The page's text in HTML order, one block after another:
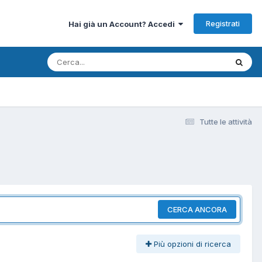
Hai già un Account? Accedi Registrati
Tutte le attività
CERCA ANCORA
Più opzioni di ricerca